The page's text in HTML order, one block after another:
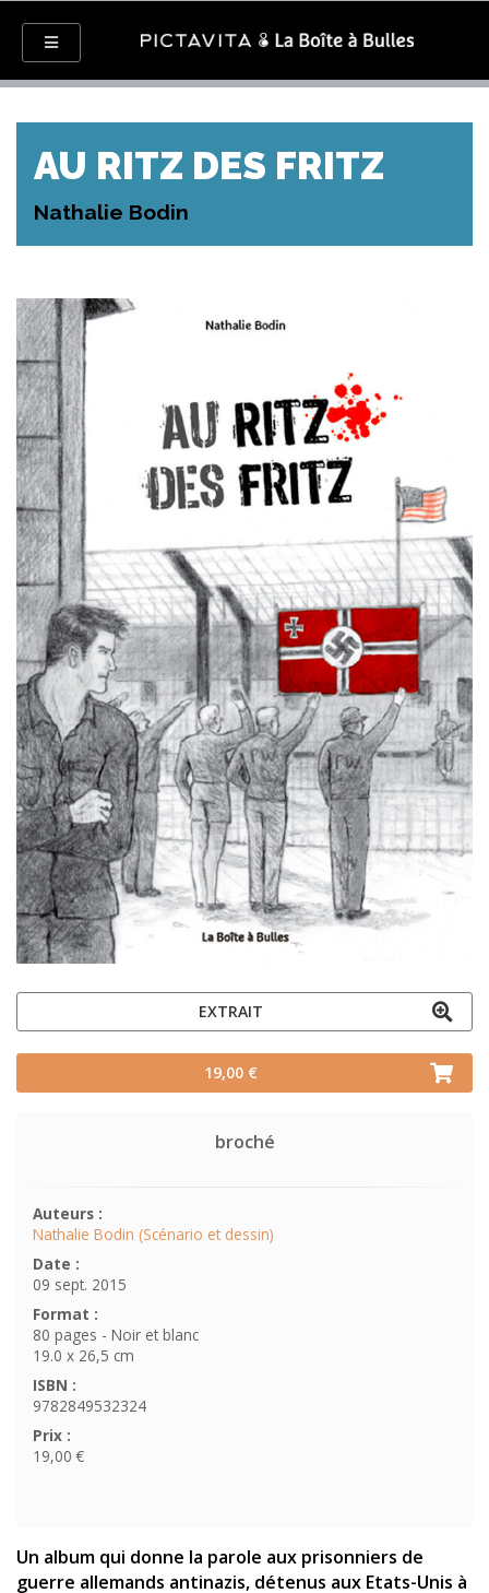
AU RITZ DES FRITZ
Nathalie Bodin
EXTRAIT
19,00 €
broché
Auteurs :
Nathalie Bodin (Scénario et dessin)
Date :
09 sept. 2015
Format :
80 pages - Noir et blanc
19.0 x 26,5 cm
ISBN :
9782849532324
Prix :
19,00 €
Un album qui donne la parole aux prisonniers de
guerre allemands antinazis, détenus aux Etats-Unis à